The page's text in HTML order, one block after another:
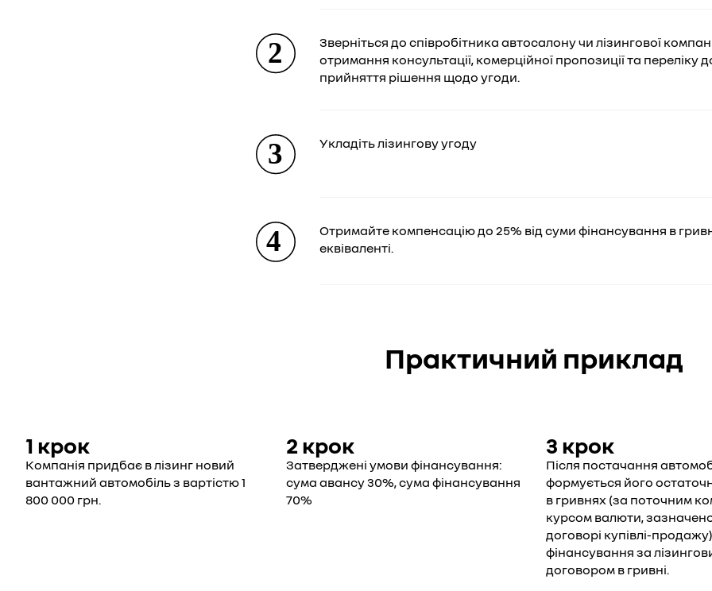
Зверніться до співробітника автосалону чи лізингової
отримання консультації, комерційної пропозиції та переліку
прийняття рішення щодо угоди.
Укладіть лізингову угоду
Отримайте компенсацію до 25% від суми фінансування в
еквіваленті.
Практичний приклад
1 крок
Компанія придбає в лізинг новий
вантажний автомобіль з вартістю 1
800 000 грн.
2 крок
Затверджені умови фінансування:
сума авансу 30%, сума фінансування
70%
3 крок
Після постачання
формується його
в гривнях (за поточним
курсом валюти,
договорі купівлі-
фінансування за
договором в гривні.